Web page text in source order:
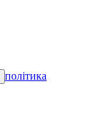
політика